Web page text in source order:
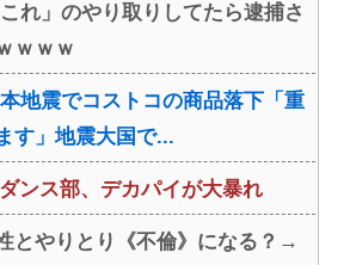
が5年連続増加WWWWWWW
れ」のやり取りしてたら逮捕さ
ｗｗｗ
地震でコストコの商品落下「重
す」地震大国で...
ンス部、デカパイが大暴れ
とやりとり《不倫》になる？→